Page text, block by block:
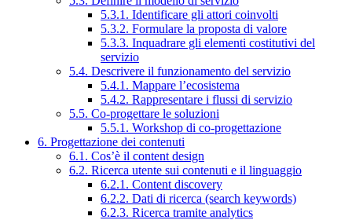
5.3.1. Identificare gli attori coinvolti
5.3.2. Formulare la proposta di valore
5.3.3. Inquadrare gli elementi costitutivi del
servizio
5.4. Descrivere il funzionamento del servizio
5.4.1. Mappare l’ecosistema
5.4.2. Rappresentare i flussi di servizio
5.5. Co-progettare le soluzioni
5.5.1. Workshop di co-progettazione
6. Progettazione dei contenuti
6.1. Cos’è il content design
6.2. Ricerca utente sui contenuti e il linguaggio
6.2.1. Content discovery
6.2.2. Dati di ricerca (search keywords)
6.2.3. Ricerca tramite analytics